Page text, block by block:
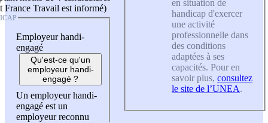
France Travail est informé)
Employeur handi-
engagé
Qu'est-ce qu'un
employeur handi-
engagé ?
Un employeur handi-
engagé est un
employeur reconnu
en situation de
handicap d'exercer
une activité
professionnelle dans
des conditions
adaptées à ses
capacités. Pour en
savoir plus, consultez
le site de l’UNEA.